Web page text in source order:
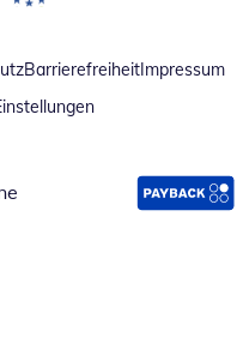
Fenster
Öffnet in neuem Fenster
BarrierefreiheitImpressum